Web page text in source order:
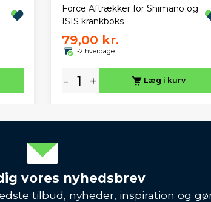
Force Aftrækker for Shimano og
ISIS krankboks
79,00 kr.
1-2 hverdage
- + Læg i kurv
vores nyhedsbrev
tilbud, nyheder, inspiration og